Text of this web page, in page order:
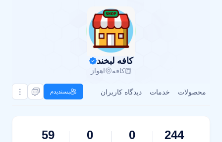
کافه لبخند
کافه اهواز
محصولات خدمات دیدگاه کاربران پسندیدم
244
0
0
59